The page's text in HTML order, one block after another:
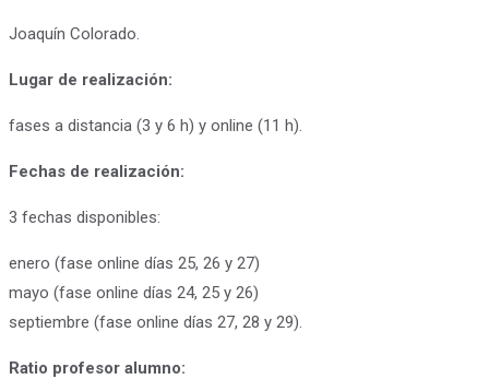
Joaquín Colorado.
Lugar de realización:
fases a distancia (3 y 6 h) y online (11 h).
Fechas de realización:
3 fechas disponibles:
enero (fase online días 25, 26 y 27)
mayo (fase online días 24, 25 y 26)
septiembre (fase online días 27, 28 y 29).
Ratio profesor alumno: